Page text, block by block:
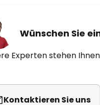
Wünschen Sie
Experten stehen
Kontaktieren Sie uns